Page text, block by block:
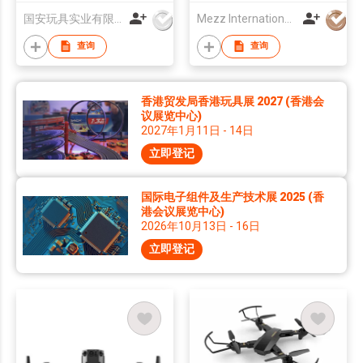
查询 查询
香港贸发局香港玩具展 2027 (香港会
议展览中心)
2027年1月11日 - 14日
立即登记
国际电子组件及生产技术展 2025 (香
港会议展览中心)
2026年10月13日 - 16日
立即登记